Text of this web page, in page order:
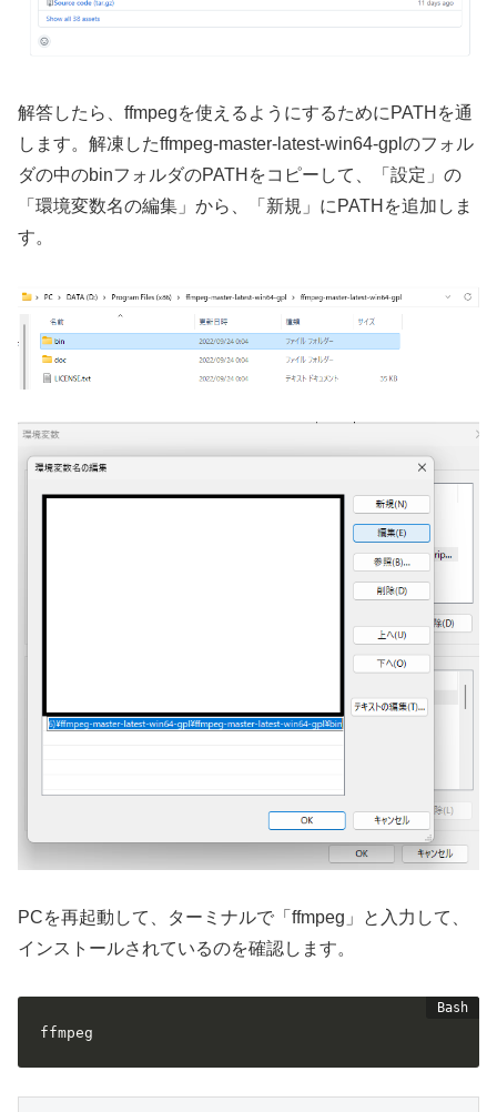
解答したら、ffmpegを使えるようにするためにPATHを通
します。解凍したffmpeg-master-latest-win64-gplのフォル
ダの中のbinフォルダのPATHをコピーして、「設定」の
「環境変数名の編集」から、「新規」にPATHを追加しま
す。
PCを再起動して、ターミナルで「ffmpeg」と入力して、
インストールされているのを確認します。
ffmpeg